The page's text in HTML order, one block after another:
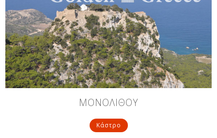
ΜΟΝΟΛΙΘΟΥ
Κάστρο